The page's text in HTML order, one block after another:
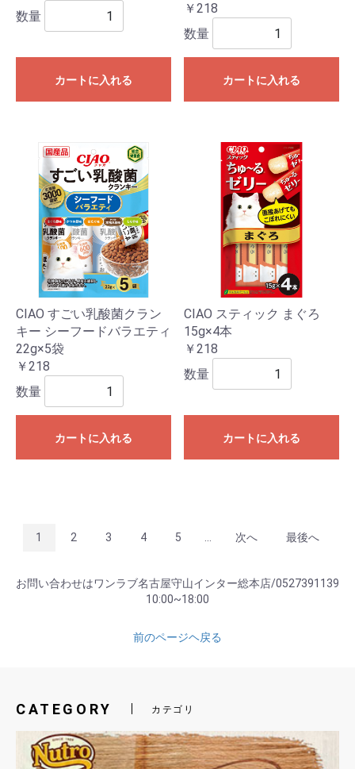
数量
カートに入れる
￥218
数量
カートに入れる
CIAO すごい乳酸菌クラン
キー シーフードバラエティ
22g×5袋
￥218
数量
カートに入れる
CIAO スティック まぐろ
15g×4本
￥218
数量
カートに入れる
1 2 3 4 5 次へ 最後へ
お問い合わせはワンラブ名古屋守山インター総本店/0527391139
10:00~18:00
前のページヘ戻る
CATEGORY カテゴリ